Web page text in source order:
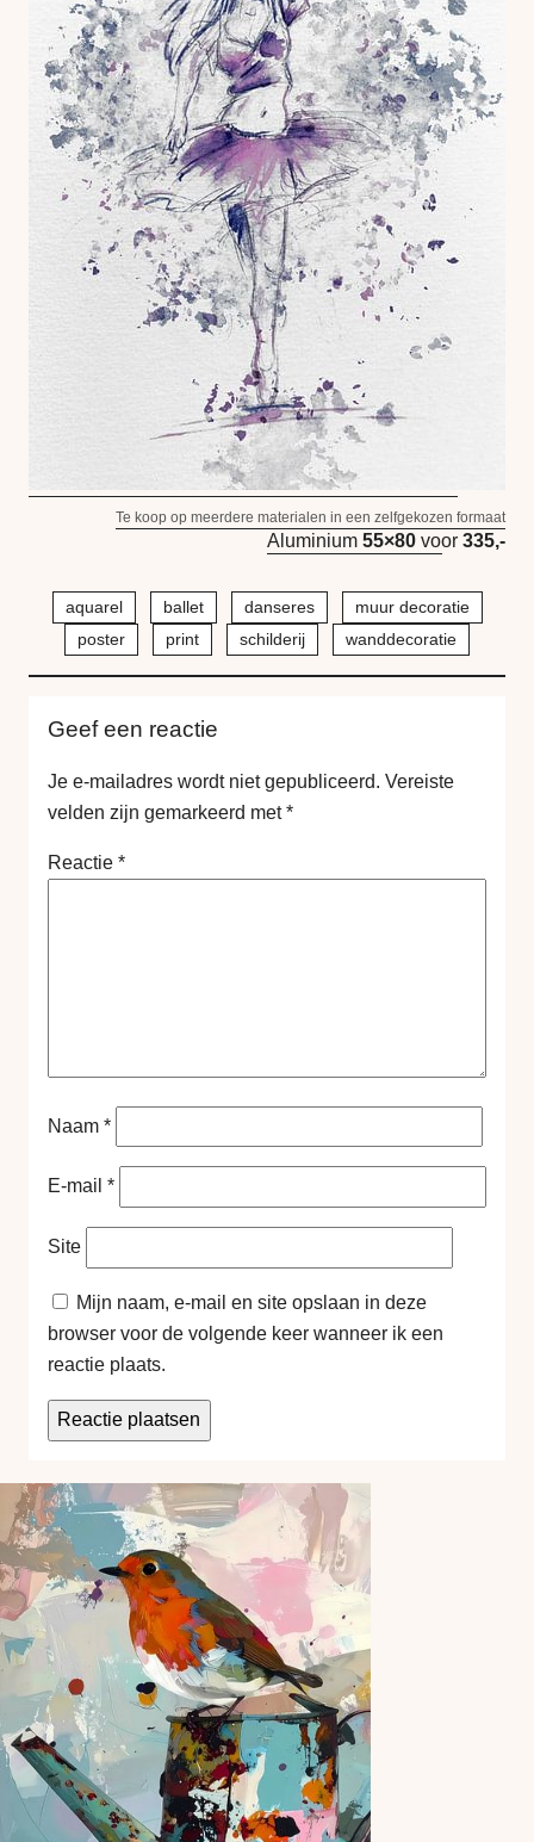
Te koop op meerdere materialen in een zelfgekozen formaat
Aluminium 55×80 voor 335,-
aquarel ballet danseres
muur decoratie
poster
print schilderij wanddecoratie
Geef een reactie
Je e-mailadres wordt niet gepubliceerd. Vereiste
velden zijn gemarkeerd met*
Reactie *
Naam *
E-mail *
Site
Mijn naam, e-mail en site opslaan in deze
browser voor de volgende keer wanneer ik een
reactie plaats.